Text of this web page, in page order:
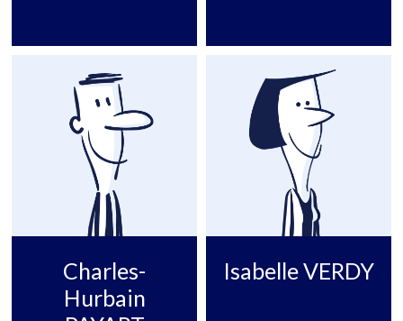
Charles-
Hurbain
Isabelle VERDY